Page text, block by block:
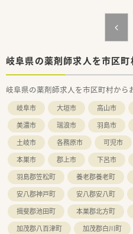
■穏やかな社風が根付いて
療に貢献するアットホーム
ジが変化しても長く働き続
岐阜県の薬剤師求人を市区町
岐阜県の薬剤師求人を市区町村から
岐阜市 大垣市 高山市
美濃市
瑞浪市 羽島市
土岐市
各務原市 可児市
本巣市
郡上市 下呂市
羽島郡笠松町
養老郡養老町
安八郡神戸町
安八郡安八町
揖斐郡池田町
本巣郡北方町
加茂郡八百津町
加茂郡白川町